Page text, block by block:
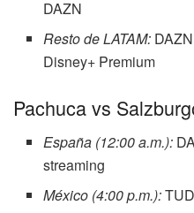
DAZN
Resto de LATAM:
Disney+ Premium
Pachuca vs
España (12:00 a.m.):
streaming
México (4:00 p.m.):